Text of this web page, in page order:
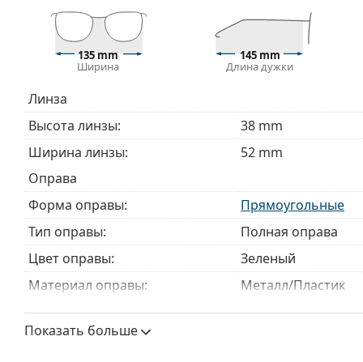
Изучите полный ассортимент
очков, чтобы найти
руководством по очкам
, если вам нужна помощь в
Это медицинское изделие. Перед использованием
135 mm
Ширина
145 mm
Длина дужки
Линза
Высота линзы:
38 mm
Ширина линзы:
52 mm
Оправа
Форма оправы:
Прямоугольные
Тип оправы:
Полная оправа
Цвет оправы:
Зеленый
Материал оправы:
Металл/Пластик
Размер:
M
Ширина:
Показать больше